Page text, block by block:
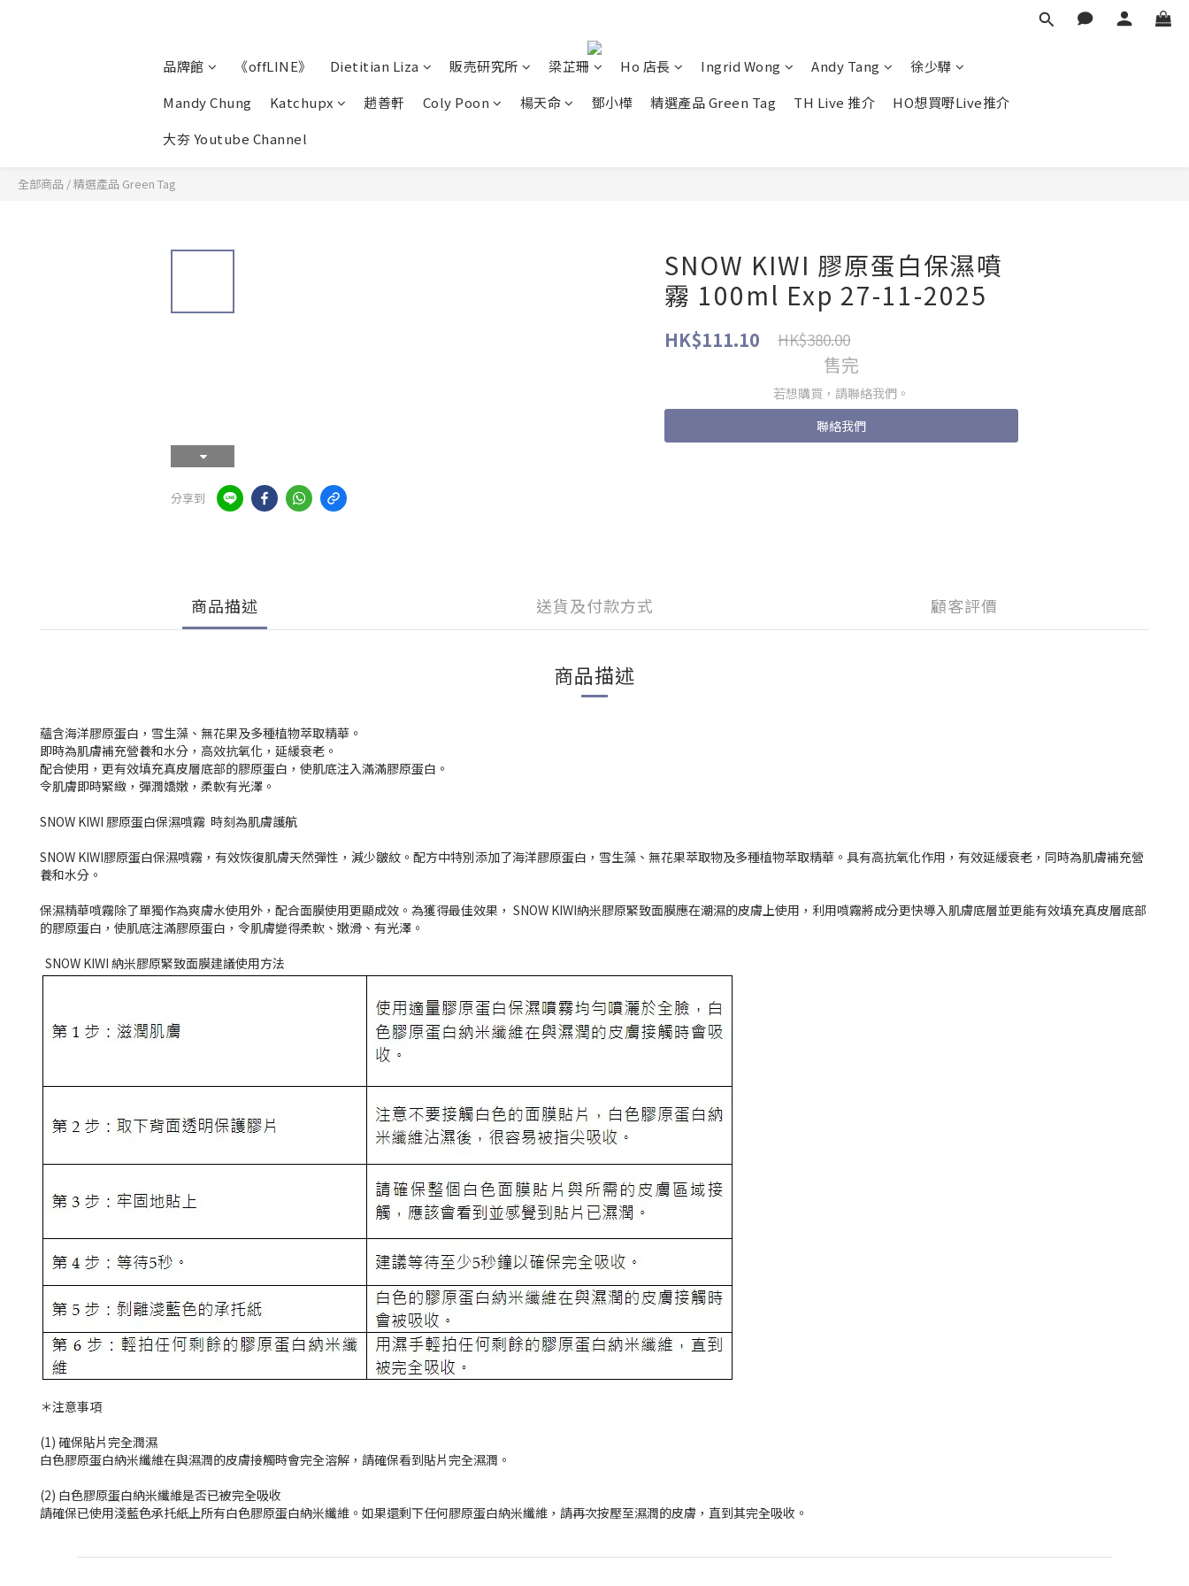
品牌館 《offLINE》 Dietitian Liza 販売研究所 梁芷珊 Ho 店長 Ingrid Wong Andy Tang
徐少驊
Mandy Chung
Katchupx 趙善軒 Coly Poon 楊天命 鄧小樺 精選產品 Green Tag TH Live 推介
HO想買嘢Live推介
大夯 Youtube Channel
全部商品 /精選產品 Green Tag
分享到
SNOW KIWI 膠原蛋白保濕噴
霧 100ml Exp 27-11-2025
HK$111.10 HK$380.00
售完
若想購買，請聯絡我們。
聯絡我們
商品描述 送貨及付款方式 顧客評價
商品描述
蘊含海洋膠原蛋白，雪生藻、無花果及多種植物萃取精華。
即時為肌膚補充營養和水分，高效抗氧化，延緩衰老。
配合使用，更有效填充真皮層底部的膠原蛋白，使肌底注入滿滿膠原蛋白。
令肌膚即時緊緻，彈潤嬌嫩，柔軟有光澤。
SNOW KIWI 膠原蛋白保濕噴霧 時刻為肌膚護航
SNOW KIWI膠原蛋白保濕噴霧，有效恢復肌膚天然彈性，減少皺紋。配方中特別添加了海洋膠原蛋白，雪生藻、無花果萃取物及多種植物萃取精華。具有高抗氧化作用，有效延緩衰老，同時為肌膚補充營
養和水分。
保濕精華噴霧除了單獨作為爽膚水使用外，配合面膜使用更顯成效。為獲得最佳效果， SNOW KIWI納米膠原緊致面膜應在潮濕的皮膚上使用，利用噴霧將成分更快導入肌膚底層並更能有效填充真皮層底部
的膠原蛋白，使肌底注滿膠原蛋白，令肌膚變得柔軟、嫩滑、有光澤。
SNOW KIWI 納米膠原緊致面膜建議使用方法
＊注意事項
(1) 確保貼片完全潤濕
白色膠原蛋白納米纖維在與濕潤的皮膚接觸時會完全溶解，請確保看到貼片完全濕潤。
(2) 白色膠原蛋白納米纖維是否已被完全吸收
請確保已使用淺藍色承托紙上所有白色膠原蛋白納米纖維。如果還剩下任何膠原蛋白納米纖維，請再次按壓至濕潤的皮膚，直到其完全吸收。